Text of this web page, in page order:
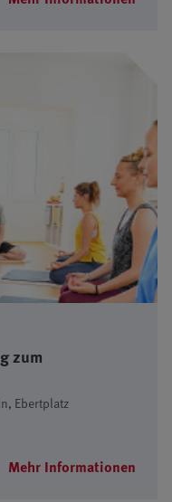
zum
Ebertplatz
Mehr Informationen